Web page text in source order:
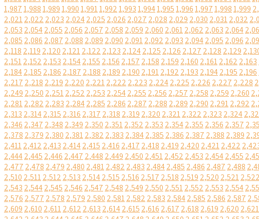
1,9871,9881,9891,9901,9911,9921,9931,9941,9951,9961,9971,9981,999
2,0212,022 2,023 2,0242,025 2,026 2,027 2,028 2,029 2,030 2,0312,032
2,053 2,0542,055 2,056 2,057 2,058 2,059 2,060 2,0612,062 2,063 2,064
2,085 2,086 2,087 2,088 2,089 2,090 2,0912,092 2,093 2,0942,095 2,096
2,118 2,119 2,120 2,1212,122 2,123 2,1242,125 2,126 2,127 2,128 2,129
2,1512,152 2,153 2,1542,155 2,156 2,157 2,158 2,159 2,160 2,1612,162 2,163
2,1842,185 2,186 2,187 2,188 2,189 2,190 2,1912,192 2,193 2,1942,195 2,196
2,217 2,218 2,219 2,220 2,2212,222 2,223 2,2242,225 2,226 2,227 2,228
2,249 2,250 2,2512,252 2,253 2,2542,255 2,256 2,257 2,258 2,259 2,260
2,2812,282 2,283 2,2842,285 2,286 2,287 2,288 2,289 2,290 2,2912,292
2,313 2,3142,315 2,316 2,317 2,318 2,319 2,320 2,3212,322 2,323 2,324
2,346 2,347 2,348 2,349 2,350 2,3512,352 2,353 2,3542,355 2,356 2,357
2,378 2,379 2,380 2,3812,382 2,383 2,3842,385 2,386 2,387 2,388 2,389
2,4112,412 2,413 2,4142,415 2,416 2,417 2,418 2,419 2,420 2,4212,422
2,4442,445 2,446 2,447 2,448 2,449 2,450 2,4512,452 2,453 2,4542,455
2,477 2,478 2,479 2,480 2,4812,482 2,483 2,4842,485 2,486 2,487 2,488
2,510 2,5112,512 2,513 2,5142,515 2,516 2,517 2,518 2,519 2,520 2,5212,522
2,543 2,5442,545 2,546 2,547 2,548 2,549 2,550 2,5512,552 2,553 2,554
2,576 2,577 2,578 2,579 2,580 2,5812,582 2,583 2,5842,585 2,586 2,587
2,609 2,610 2,6112,612 2,613 2,6142,615 2,616 2,617 2,618 2,619 2,620 2,621